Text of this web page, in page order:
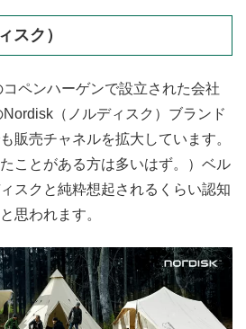
スク）
ペンハーゲンで設立された会社
（ノルディスク）ブランド
販売チャネルを拡大しています。
ことがある方は多いはず。）ベル
スクと純粋想起されるくらい認知
思われます。